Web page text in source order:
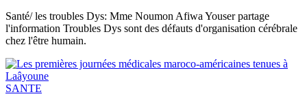
Santé/ les troubles Dys: Mme Noumon Afiwa Youser partage
l'information Troubles Dys sont des défauts d'organisation cérébrale
chez l'être humain.
SANTE